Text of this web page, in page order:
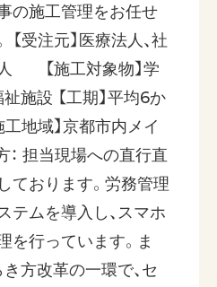
の施工管理をお任せ
【受注元】医療法人、社
【施工対象物】学
祉施設 【工期】平均6か
地域】京都市内メイ
： 担当現場への直行直
ております。労務管理
テムを導入し、スマホ
を行っています。ま
き方改革の一環で、セ